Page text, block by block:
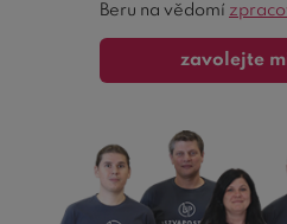
formuláře
Beru na vědomí
zavolejte